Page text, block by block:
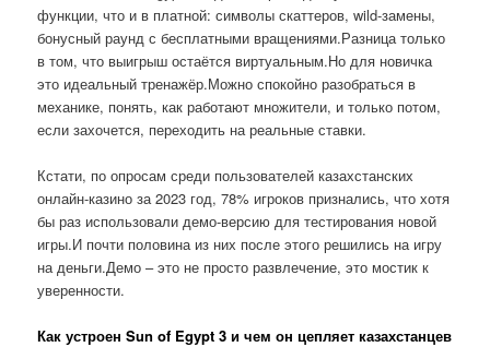
функции, что и в платной: символы скаттеров, wild-замены,
бонусный раунд с бесплатными вращениями.Разница только
в том, что выигрыш остаётся виртуальным.Но для новичка
это идеальный тренажёр.Можно спокойно разобраться в
механике, понять, как работают множители, и только потом,
если захочется, переходить на реальные ставки.
Кстати, по опросам среди пользователей казахстанских
онлайн-казино за 2023 год, 78% игроков признались, что хотя
бы раз использовали демо-версию для тестирования новой
игры.И почти половина из них после этого решились на игру
на деньги.Демо – это не просто развлечение, это мостик к
уверенности.
Как устроен Sun of Egypt 3 и чем он цепляет казахстанцев